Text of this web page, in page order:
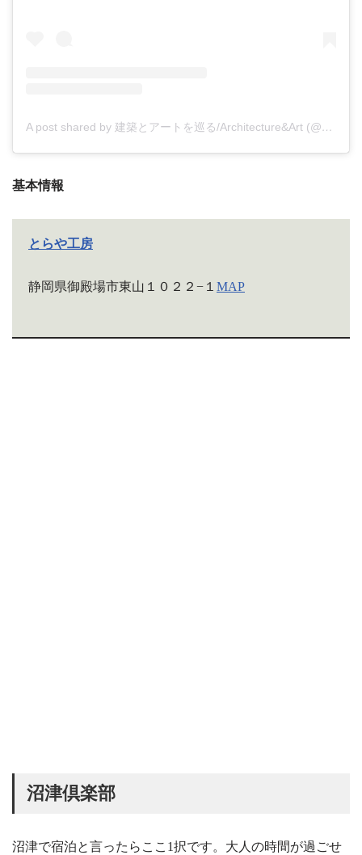
A post shared by 建築とアートを巡る/Architecture&Art (@_saaaaaoo_)
基本情報
とらや工房
静岡県御殿場市東山１０２２−１ MAP
沼津倶楽部
沼津で宿泊と言ったらここ1択です。大人の時間が過ごせ